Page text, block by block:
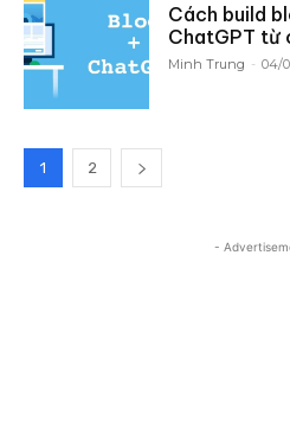
Cách build
ChatGPT từ
Minh Trung - 04/
1 2
-